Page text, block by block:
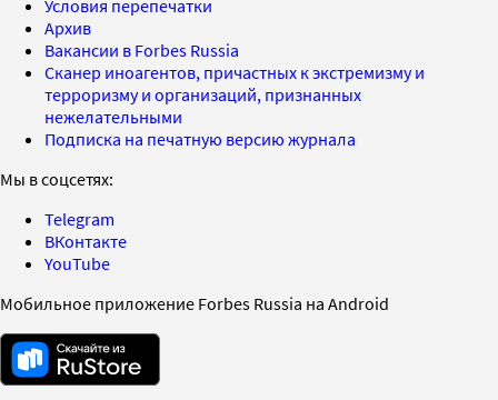
Условия перепечатки
Архив
Вакансии в Forbes Russia
Сканер иноагентов, причастных к экстремизму и
терроризму и организаций, признанных
нежелательными
Подписка на печатную версию журнала
Мы в соцсетях:
Telegram
ВКонтакте
YouTube
Мобильное приложение Forbes Russia на Android